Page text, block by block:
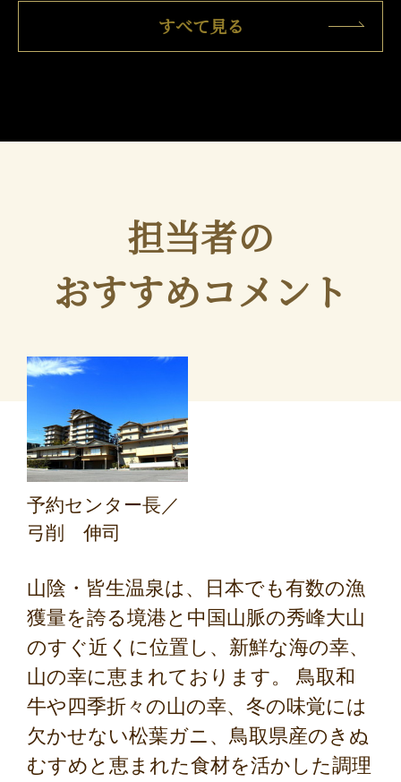
すべて見る
担当者の
おすすめコメント
予約センター長／
弓削 伸司
山陰・皆生温泉は、日本でも有数の漁
獲量を誇る境港と中国山脈の秀峰大山
のすぐ近くに位置し、新鮮な海の幸、
山の幸に恵まれております。 鳥取和
牛や四季折々の山の幸、冬の味覚には
欠かせない松葉ガニ、鳥取県産のきぬ
むすめと恵まれた食材を活かした調理